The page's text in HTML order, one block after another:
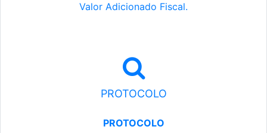
Valor Adicionado Fiscal.
PROTOCOLO
PROTOCOLO